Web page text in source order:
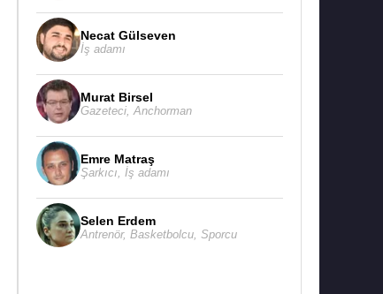
Necat Gülseven
İş adamı
Murat Birsel
Gazeteci Anchorman
Emre Matraş
Şarkıcı İş adamı
Selen Erdem
Antrenör, Basketbolcu Sporcu